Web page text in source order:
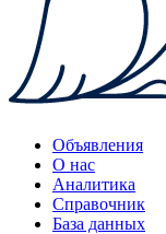
Объявления
О нас
Аналитика
Справочник
База данных